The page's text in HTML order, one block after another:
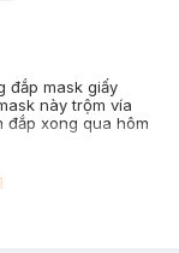
đắp mask giấy
này trộm vía
đắp xong qua hôm